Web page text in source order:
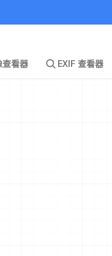
查看器 EXIF 查看器